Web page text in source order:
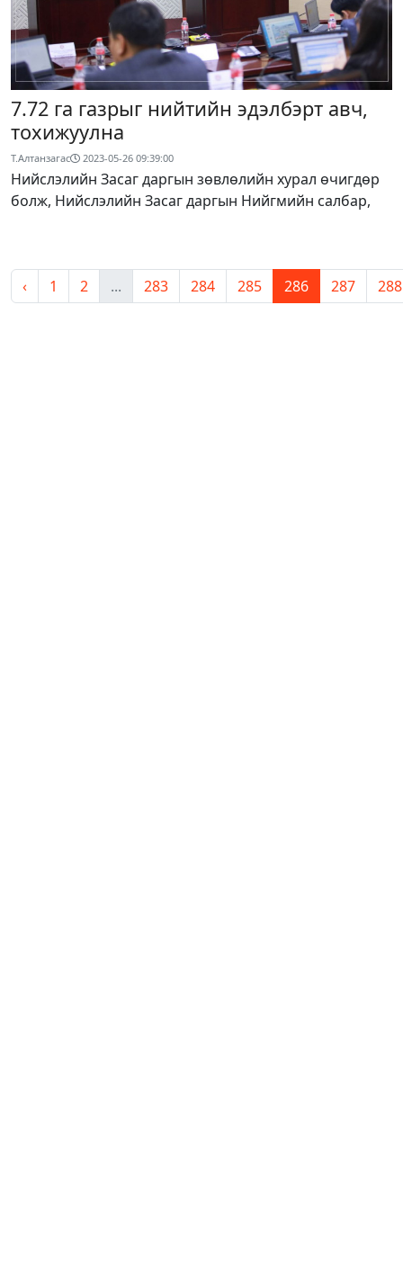
7.72 га газрыг нийтийн эдэлбэрт авч,
тохижуулна
Т.Алтанзагас 2023-05-26 09:39:00
Нийслэлийн Засаг даргын зөвлөлийн хурал өчигдөр
болж, Нийслэлийн Засаг даргын Нийгмийн салбар,
‹ 1 2 ... 283 284 285 286 287 288